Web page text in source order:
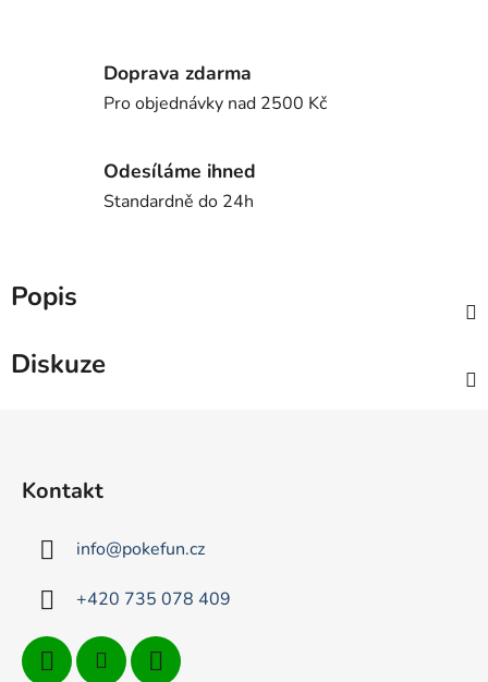
Doprava zdarma
Pro objednávky nad 2500 Kč
Odesíláme ihned
Standardně do 24h
Popis
Diskuze
Kontakt
info@pokefun.cz
+420 735 078 409